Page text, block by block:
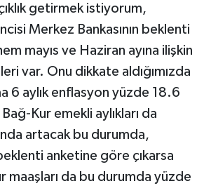
getirmek istiyorum,
Merkez Bankasının beklenti
mayıs ve Haziran ayına ilişkin
var. Onu dikkate aldığımızda
6 aylık enflasyon yüzde 18.6
Kur emekli aylıkları da
artacak bu durumda,
anketine göre çıkarsa
maaşları da bu durumda yüzde